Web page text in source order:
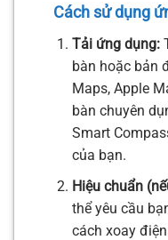
Cách sử dụng
Tải ứng dụng:
bàn hoặc bản
Maps, Apple
bàn chuyên
Smart
của bạn.
Hiệu chuẩn
thể yêu cầu
cách xoay